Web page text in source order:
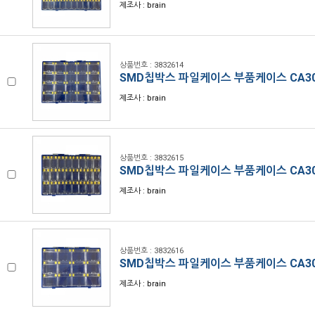
제조사 : brain
상품번호 : 3832614
SMD칩박스 파일케이스 부품케이스
제조사 : brain
상품번호 : 3832615
SMD칩박스 파일케이스 부품케이스
제조사 : brain
상품번호 : 3832616
SMD칩박스 파일케이스 부품케이스
제조사 : brain